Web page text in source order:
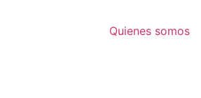
Quienes somos